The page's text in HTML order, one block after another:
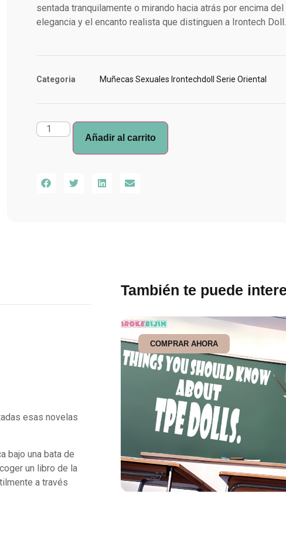
sentada tranquilamente o mirando hacia atrás por encima
elegancia y el encanto realista que distinguen a Irontech Doll.
Categoria Muñecas Sexuales Irontechdoll Serie Oriental
Añadir al carrito
esas novelas
bajo una bata de
un libro de la
a través
También te puede
COMPRAR AHORA